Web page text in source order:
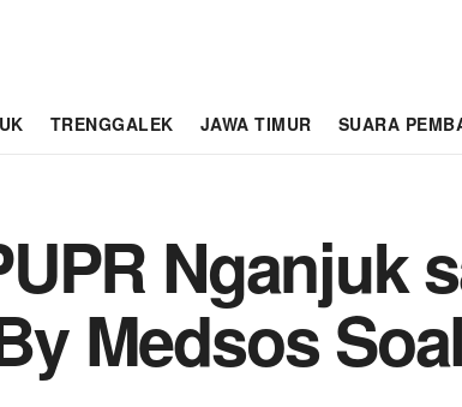
TRENGGALEK JAWA TIMUR SUARA
Nganjuk
Medsos